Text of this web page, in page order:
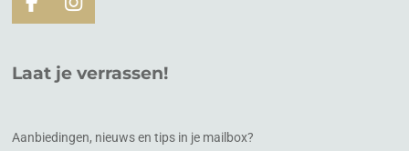
F
a
e
b
k
I
n
t
a
a
Laat je verrassen!
Aanbiedingen, nieuws en tips in je mailbox?